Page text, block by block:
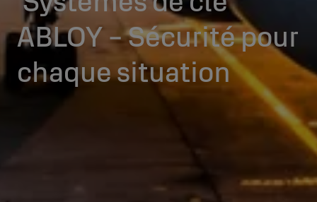
ABLOY - Sécurité pour
chaque situation